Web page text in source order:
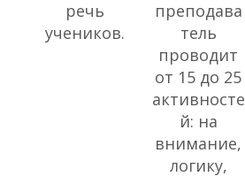
речь
учеников.
преподава
тель
проводит
от 15 до 25
активносте
й: на
внимание,
логику,